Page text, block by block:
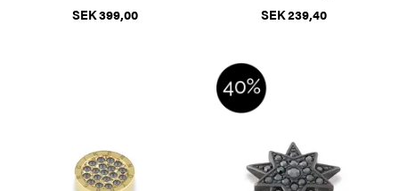
SEK 399,00
SEK 239,40